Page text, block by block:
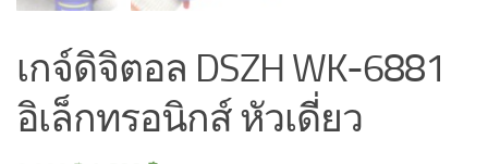
เกจ์ดิจิตอล DSZH WK-6881
อิเล็กทรอนิกส์ หัวเดี่ยว